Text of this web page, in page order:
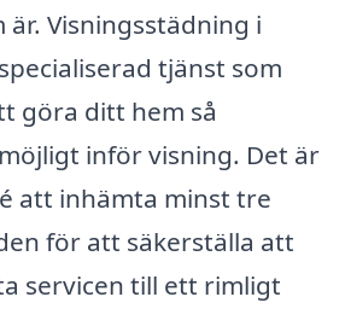
Visningsstädning i
tjänst som
göra ditt hem så
inför visning. Det är
att inhämta minst tre
för att säkerställa att
servicen till ett rimligt